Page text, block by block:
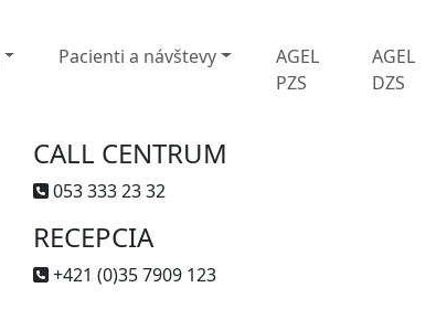
Pacienti a návštevy
AGEL
PZS
AGEL
DZS
CALL CENTRUM
053 333 23 32
RECEPCIA
+421 (0)35 7909 123